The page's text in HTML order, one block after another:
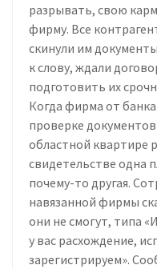
разрывать, свою
фирму. Все
скинули им
к слову, ждали
подготовить их
Когда фирма от
проверке
областной квартире
свидетельстве одна
почему-то другая.
навязанной фирмы
они не смогут, типа
у вас расхождение,
зарегистрируем».